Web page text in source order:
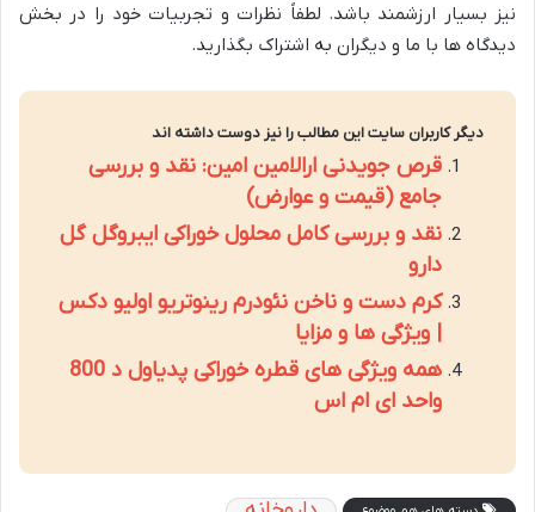
نیز بسیار ارزشمند باشد. لطفاً نظرات و تجربیات خود را در بخش
دیدگاه ها با ما و دیگران به اشتراک بگذارید.
دیگر کاربران سایت این مطالب را نیز دوست داشته اند
قرص جویدنی ارالامین امین: نقد و بررسی
جامع (قیمت و عوارض)
نقد و بررسی کامل محلول خوراکی ایبروگل گل
دارو
کرم دست و ناخن نئودرم رینوتریو اولیو دکس
| ویژگی ها و مزایا
همه ویژگی های قطره خوراکی پدیاول د 800
واحد ای ام اس